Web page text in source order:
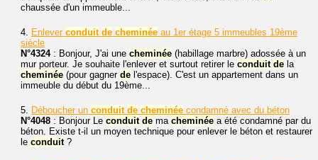
chaussée d'un immeuble...
4. Enlever conduit de cheminée au 1er étage 5 immeubles 19ème
siècle
N°4324: Bonjour, J'ai une cheminée (habillage marbre) adossée à un
mur porteur. Je souhaite l'enlever et surtout retirer le conduit de la
cheminée (pour gagner de l'espace). C'est un appartement dans un
immeuble du début du 19ème...
5. Déboucher un conduit de cheminée condamné avec du béton
N°4048 : Bonjour Le conduit de ma cheminée a été condamné par du
béton. Existe t-il un moyen technique pour enlever le béton et restaurer
le conduit ?